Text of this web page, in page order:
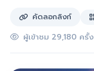
คัดลอกลิงก์
ผู้เข้าชม 29,180 ครั้ง